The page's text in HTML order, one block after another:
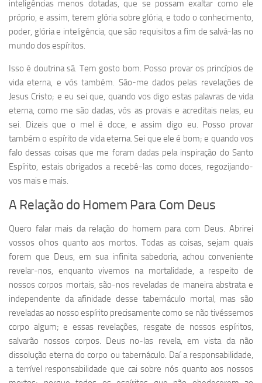
inteligências menos dotadas, que se possam exaltar como ele
próprio, e assim, terem glória sobre glória, e todo o conhecimento,
poder, glória e inteligência, que são requisitos a fim de salvá-las no
mundo dos espíritos.
Isso é doutrina sã. Tem gosto bom. Posso provar os princípios de
vida eterna, e vós também. São-me dados pelas revelações de
Jesus Cristo; e eu sei que, quando vos digo estas palavras de vida
eterna, como me são dadas, vós as provais e acreditais nelas, eu
sei. Dizeis que o mel é doce, e assim digo eu. Posso provar
também o espírito de vida eterna. Sei que ele é bom; e quando vos
falo dessas coisas que me foram dadas pela inspiração do Santo
Espírito, estais obrigados a recebê-las como doces, regozijando-
vos mais e mais.
A Relação do Homem Para Com Deus
Quero falar mais da relação do homem para com Deus. Abrirei
vossos olhos quanto aos mortos. Todas as coisas, sejam quais
forem que Deus, em sua infinita sabedoria, achou conveniente
revelar-nos, enquanto vivemos na mortalidade, a respeito de
nossos corpos mortais, são-nos reveladas de maneira abstrata e
independente da afinidade desse tabernáculo mortal, mas são
reveladas ao nosso espírito precisamente como se não tivéssemos
corpo algum; e essas revelações, resgate de nossos espíritos,
salvarão nossos corpos. Deus no-las revela, em vista da não
dissolução eterna do corpo ou tabernáculo. Daí a responsabilidade,
a terrível responsabilidade que cai sobre nós quanto aos nossos